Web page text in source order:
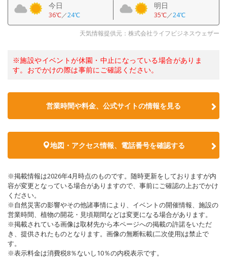
今日
36℃／24℃
明日
35℃／24℃
天気情報提供元：株式会社ライフビジネスウェザー
※施設やイベントが休園・中止になっている場合がありま
す。おでかけの際は事前にご確認ください。
営業時間や料金、公式サイトの情報を見る
地図・アクセス情報、電話番号を確認する
※掲載情報は2026年4月時点のものです。随時更新をしておりますが内
容が変更となっている場合がありますので、事前にご確認の上おでかけ
ください。
※自然災害の影響やその他諸事情により、イベントの開催情報、施設の
営業時間、植物の開花・見頃期間などは変更になる場合があります。
※掲載されている画像は取材先から本ページへの掲載の許諾をいただ
き、提供されたものとなります。画像の無断転載(二次使用)は禁止で
す。
※表示料金は消費税8％ないし10％の内税表示です。